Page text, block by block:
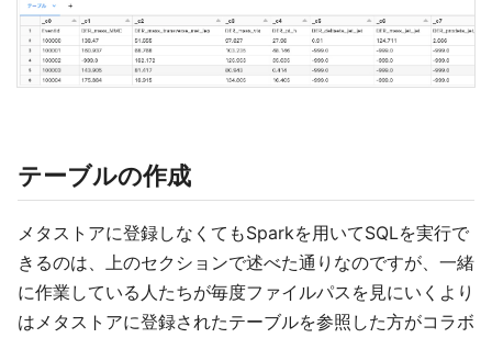
テーブルの作成
メタストアに登録しなくてもSparkを用いてSQLを実行で
きるのは、上のセクションで述べた通りなのですが、一緒
に作業している人たちが毎度ファイルパスを見にいくより
はメタストアに登録されたテーブルを参照した方がコラボ